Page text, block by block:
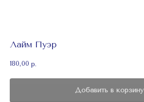
Лайм Пуэр
180,00 р.
Добавить в корзину